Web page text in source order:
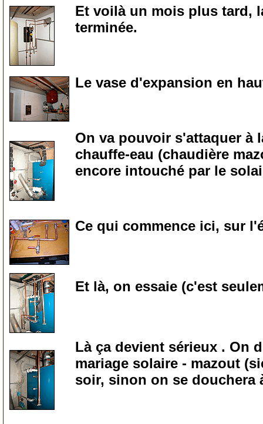
Et voilà un mois plus tard,
terminée.
Le vase d'expansion en
On va pouvoir s'attaquer à
chauffe-eau (chaudière
encore intouché par le
Ce qui commence ici, sur
Et là, on essaie (c'est
Là ça devient sérieux . On
mariage solaire - mazout
soir, sinon on se douchera